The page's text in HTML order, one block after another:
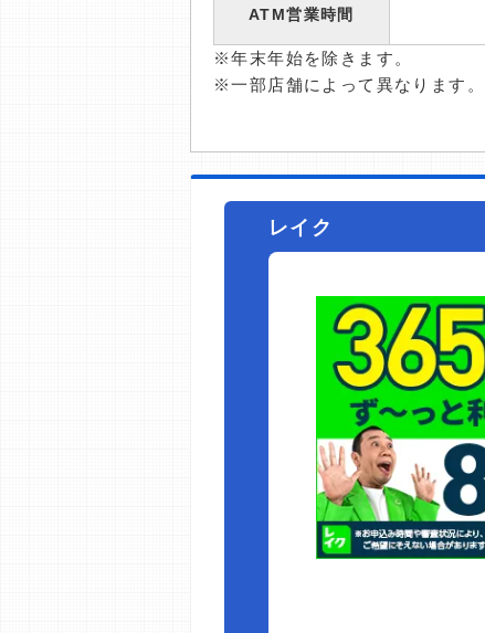
ATM営業時間
※年末年始を除きます。
※一部店舗によって異なります。
レイク